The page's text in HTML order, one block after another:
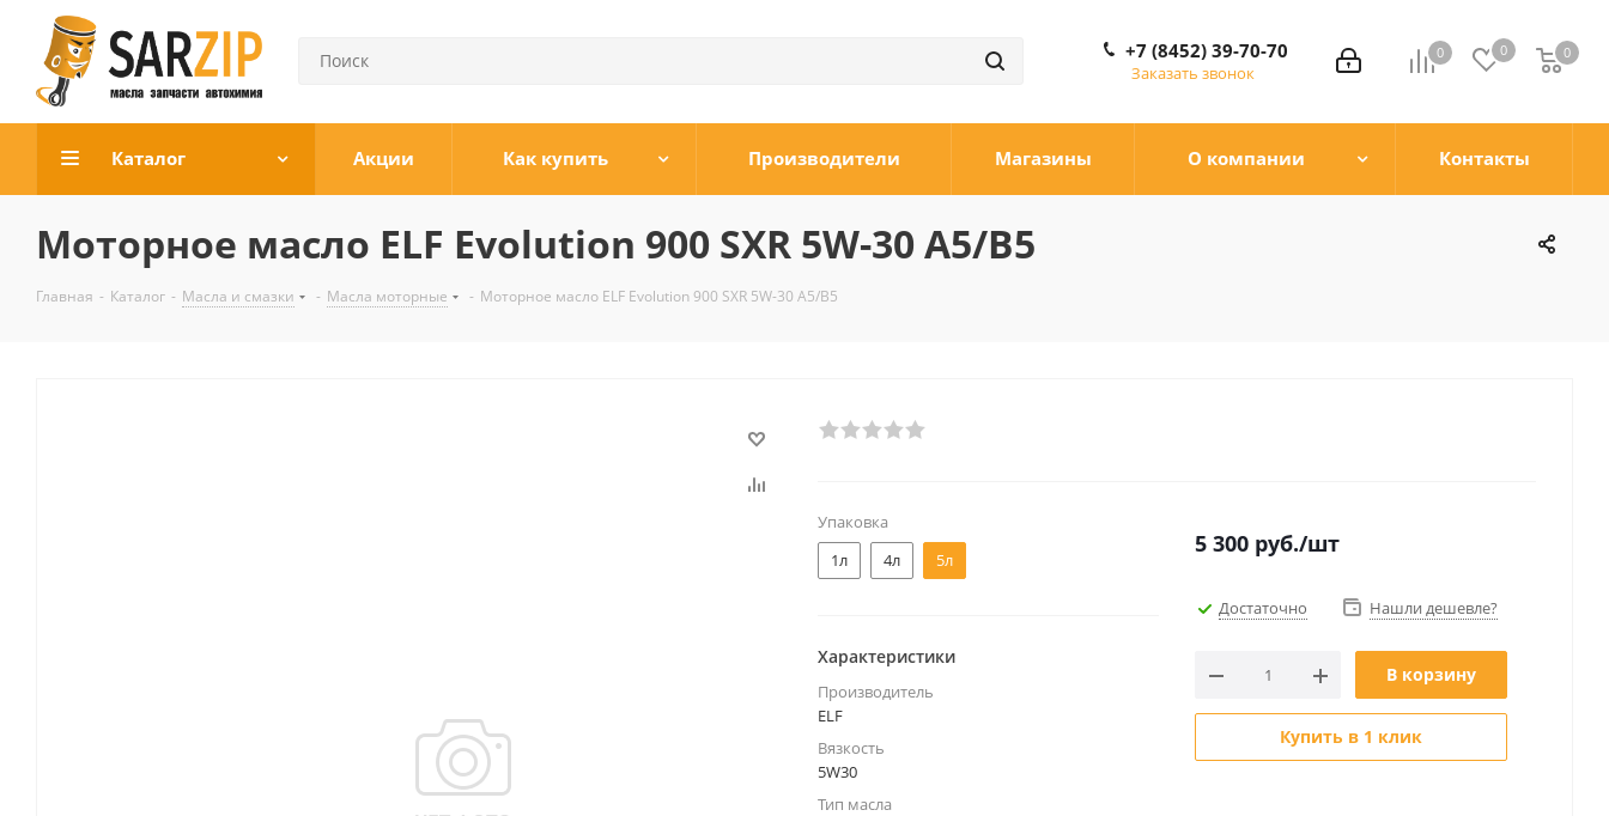
0 0 0
0
+7 (8452) 39-70-70
Заказать звонок
Каталог Акции Как купить Производители Магазины О компании Контакты
Моторное масло ELF Evolution 900 SXR 5W-30 A5/B5
Главная - Каталог - Масла и смазки - Масла моторные - Моторное масло ELF Evolution 900 SXR 5W-30 A5/B5
Упаковка
1л
4л 5л
Характеристики
Производитель
ELF
Вязкость
5W30
Тип масла
5 300 руб./шт
Достаточно Нашли дешевле?
В корзину
Купить в 1 клик